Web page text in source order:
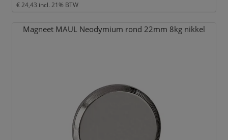
€ 24,43 incl. 21% BTW
Magneet MAUL Neodymium rond 22mm 8kg nikkel